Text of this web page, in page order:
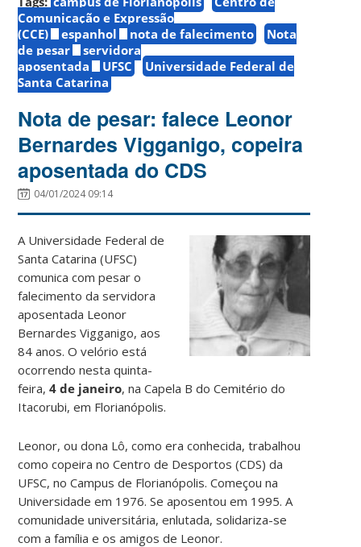
Comunicação e Expressão
(CCE)
espanhol nota de falecimento
Nota
de pesar
servidora
aposentada
UFSC
Universidade Federal de
Santa Catarina
Nota de pesar: falece Leonor
Bernardes Vigganigo, copeira
aposentada do CDS
04/01/2024 09:14
A Universidade Federal de
Santa Catarina (UFSC)
comunica com pesar o
falecimento da servidora
aposentada Leonor
Bernardes Vigganigo, aos
84 anos. O velório está
ocorrendo nesta quinta-
feira,4 de janeiro, na Capela B do Cemitério do
Itacorubi, em Florianópolis.
Leonor, ou dona Lô, como era conhecida, trabalhou
como copeira no Centro de Desportos (CDS) da
UFSC, no Campus de Florianópolis. Começou na
Universidade em 1976. Se aposentou em 1995. A
comunidade universitária, enlutada, solidariza-se
com a família e os amigos de Leonor.